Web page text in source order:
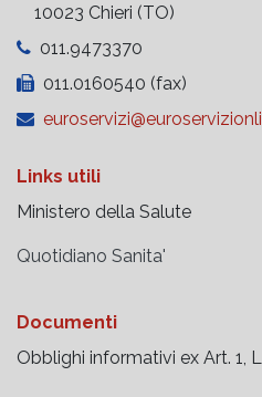
10023 Chieri (TO)
011.9473370
011.0160540 (fax)
Links utili
Ministero della Salute
Quotidiano Sanita'
Documenti
Obblighi informativi ex Art. 1,